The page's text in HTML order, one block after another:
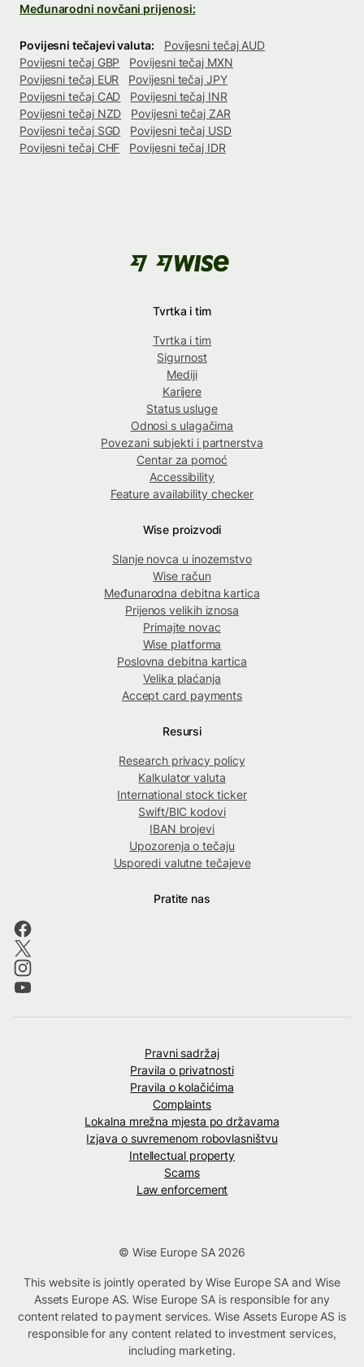
Međunarodni novčani prijenosi:
Povijesni tečajevi valuta:
Povijesni tečaj AUD
Povijesni tečaj GBP
Povijesni tečaj MXN
Povijesni tečaj EUR
Povijesni tečaj JPY
Povijesni tečaj CAD
Povijesni tečaj INR
Povijesni tečaj NZD
Povijesni tečaj ZAR
Povijesni tečaj SGD
Povijesni tečaj USD
Povijesni tečaj CHF
Povijesni tečaj IDR
Tvrtka i tim
Tvrtka i tim
Sigurnost
Mediji
Karijere
Status usluge
Odnosi s ulagačima
Povezani subjekti i partnerstva
Centar za pomoć
Accessibility
Feature availability checker
Wise proizvodi
Slanje novca u inozemstvo
Wise račun
Međunarodna debitna kartica
Prijenos velikih iznosa
Primajte novac
Wise platforma
Poslovna debitna kartica
Velika plaćanja
Accept card payments
Resursi
Research privacy policy
Kalkulator valuta
International stock ticker
Swift/BIC kodovi
IBAN brojevi
Upozorenja o tečaju
Usporedi valutne tečajeve
Pratite nas
Pravni sadržaj
Pravila o privatnosti
Pravila o kolačićima
Complaints
Lokalna mrežna mjesta po državama
Izjava o suvremenom robovlasništvu
Intellectual property
Scams
Law enforcement
© Wise Europe SA 2026
This website is jointly operated by Wise Europe SA and Wise
Assets Europe AS. Wise Europe SA is responsible for any
content related to payment services. Wise Assets Europe AS is
responsible for any content related to investment services,
including marketing.